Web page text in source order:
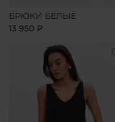
БРЮКИ БЕЛЫЕ
13 950 ₽